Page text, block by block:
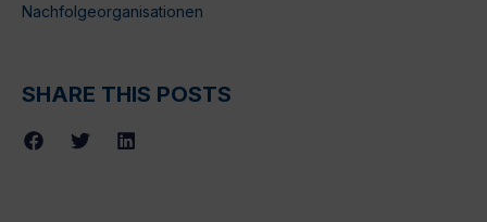
Nachfolgeorganisationen
SHARE THIS POSTS